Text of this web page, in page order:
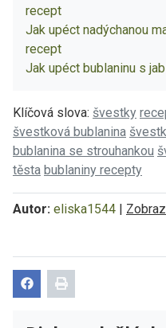
recept
Jak upéct nadýchanou
recept
Jak upéct bublaninu s
Klíčová slova: švestky
švestková bublanina
bublanina se strouhankou
těsta bublaniny recepty
Autor: eliska1544 |